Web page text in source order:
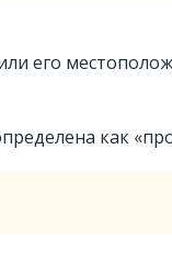
его
как